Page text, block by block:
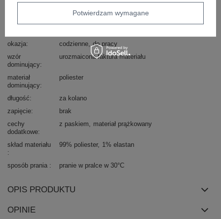
Marka
RUE PARIS
okazja
codzienne do pracy
wzór
dominujący
urozmaicona faktura materiału
materiał
dominujący
poliester
długość
za kolano
zapięcie
brak
cechy
dodatkowe
z paskiem materiał prążkowany
skład materiału 99% poliester 1% elastan
sposób prania pranie w pralce w 30°C
OPIS PRODUKTU
OPINIE
Potwierdzam wymagane